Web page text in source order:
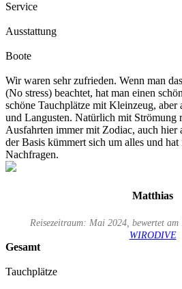
Service
Ausstattung
Boote
Wir waren sehr zufrieden. Wenn man
(No stress) beachtet, hat man einen
schöne Tauchplätze mit Kleinzeug, aber
und Langusten. Natürlich mit Strömung
Ausfahrten immer mit Zodiac, auch hier
der Basis kümmert sich um alles und
Nachfragen.
Matthias
Reisezeitraum: Mai 2024, bewertet
WIRODIVE
Gesamt
Tauchplätze